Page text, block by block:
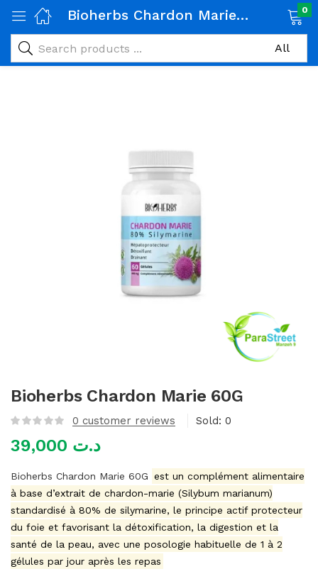
alimentaires)
Bioherbs Chardon Marie 60G 0
Bioherbs Chardon Marie 60G
0 customer reviews Sold: 0
د.ت
Bioherbs Chardon Marie 60G est un complément alimentaire
à base d’extrait de chardon-marie (Silybum marianum)
standardisé à 80% de silymarine, le principe actif protecteur
du foie et favorisant la détoxification, la digestion et la
santé de la peau, avec une posologie habituelle de 1 à 2
gélules par jour après les repas